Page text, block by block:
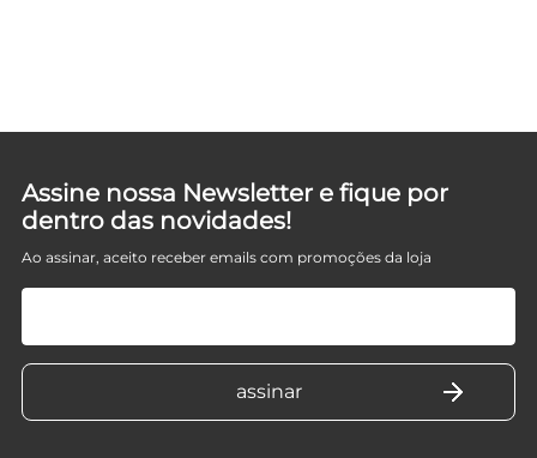
Assine nossa Newsletter e fique por
dentro das novidades!
Ao assinar, aceito receber emails com promoções da loja